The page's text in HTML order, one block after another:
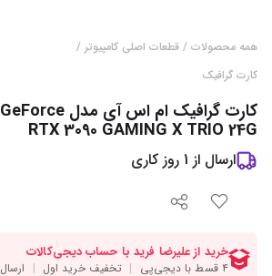
همه محصولات / قطعات اصلی کامپیوتر /
کارت گرافیک
کارت گرافیک ام اس آی مدل GeForce
RTX 3090 GAMING X TRIO 24G
ارسال از 1 روز کاری